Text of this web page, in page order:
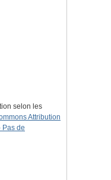
selon les
Attribution
Pas de